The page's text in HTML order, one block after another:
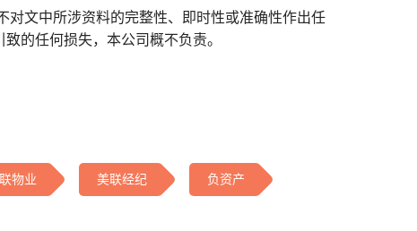
对文中所涉资料的完整性、即时性或准确性作出任
的任何损失，本公司概不负责。
物业 美联经纪 负资产